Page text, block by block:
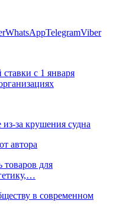
WhatsAppTelegramViber
с 1 января
за крушения судна
автора
для
в современном